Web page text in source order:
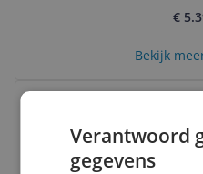
€
Bekijk
Bekijk product
Verantwoord
gegevens